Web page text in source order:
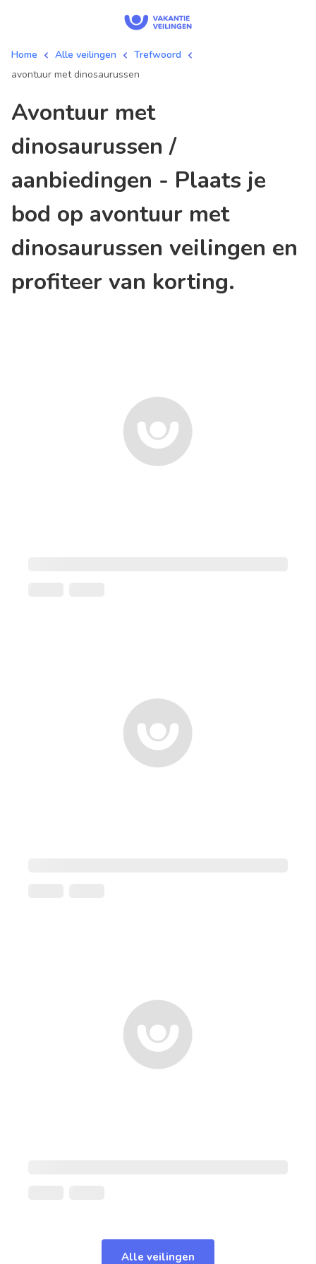
Home Alle veilingen
Trefwoord
avontuur met dinosaurussen
avontuur met
dinosaurussen /
aanbiedingen - Plaats je
bod op avontuur met
dinosaurussen veilingen en
profiteer van korting.
Alle veilingen